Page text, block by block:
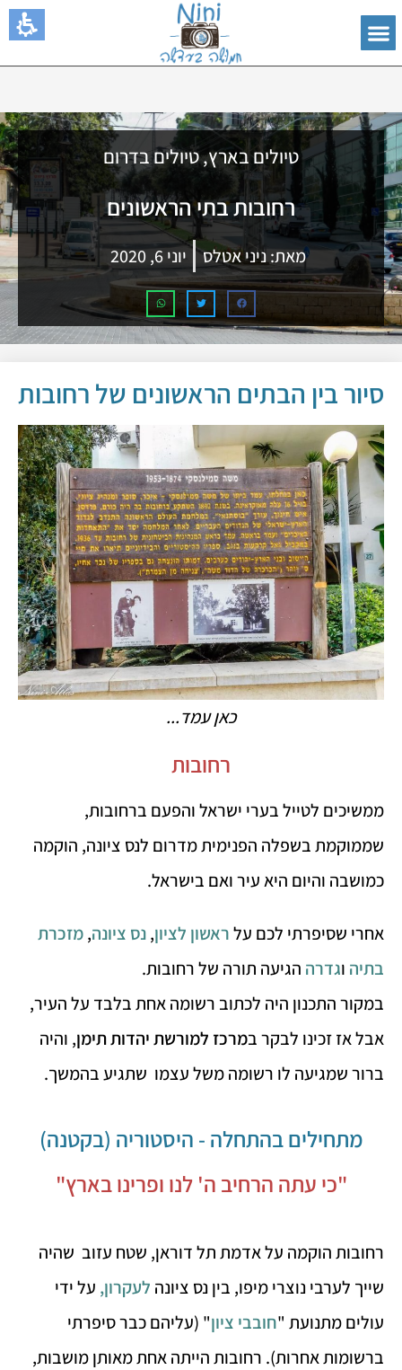
טיולים בארץ,טיולים בדרום
רחובות בתי הראשונים
מאת:ניני אטלס יוני 6, 2020
סיור בין הבתים הראשונים של רחובות
כאן עמד...
רחובות
ממשיכים לטייל בערי ישראל והפעם ברחובות,
שממוקמת בשפלה הפנימית מדרום לנס ציונה, הוקמה
כמושבה והיום היא עיר ואם בישראל.
אחרי שסיפרתי לכם עלראשון לציון,נס ציונה,מזכרת
בתיה וגדרה הגיעה תורה של רחובות.
במקור התכנון היה לכתוב רשומה אחת בלבד על העיר,
אבל אז זכינו לבקר במרכז למורשת יהדות תימן, והיה
ברור שמגיעה לו רשומה משל עצמו שתגיע בהמשך.
מתחילים בהתחלה - היסטוריה (בקטנה)
"כי עתה הרחיב ה' לנו ופרינו בארץ"
רחובות הוקמה על אדמת תל דוראן, שטח עזוב שהיה
שייך לערבי נוצרי מיפו, בין נס ציונה לעקרון, על ידי
עולים מתנועת "חובבי ציון" (עליהם כבר סיפרתי
ברשומות אחרות). רחובות הייתה אחת מאותן מושבות,